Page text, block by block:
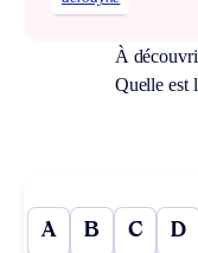
À
Quelle est
A B C D